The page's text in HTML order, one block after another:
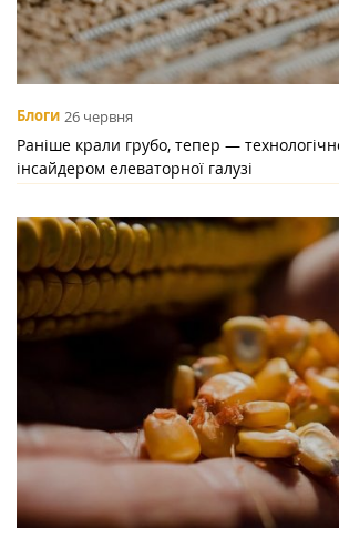
Блоги 26 червня
Раніше крали грубо, тепер —
інсайдером елеваторної галузі